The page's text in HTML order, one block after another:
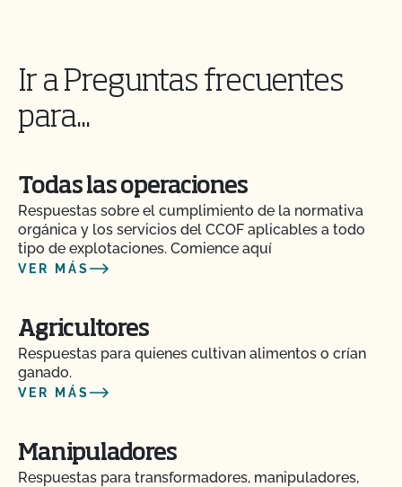
Ir a Preguntas frecuentes
para...
Todas las operaciones
Respuestas sobre el cumplimiento de la normativa
orgánica y los servicios del CCOF aplicables a todo
tipo de explotaciones. Comience aquí
VER MÁS
Agricultores
Respuestas para quienes cultivan alimentos o crían
ganado.
VER MÁS
Manipuladores
Respuestas para transformadores, manipuladores,
¿Puedo criar animales que hayan sido tratados
con materiales prohibidos junto con mis animales
orgánicos?
¿Puedo poner el logotipo de alimentado con
pasto en mis productos?
¿Puedo vender un animal lechero orgánico como
animal de abasto?
¿Puedo almacenar piensos orgánicos y no
orgánicos en el mismo establo?
¿Puedo transferir paquetes entre operaciones
certificadas por el CCOF?
¿Puedo utilizar un pienso no orgánico para el
ganado orgánico?